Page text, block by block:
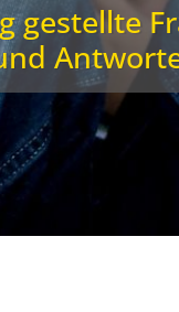
gestellte